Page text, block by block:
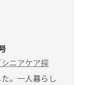
シニアケア探
。一人暮らし